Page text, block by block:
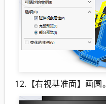
12.【右视基准面】画圆。